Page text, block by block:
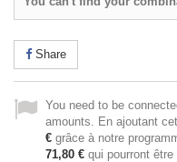
Share
You need to be
amounts. En ajoutant
€ grâce à notre
71,80 € qui pourront